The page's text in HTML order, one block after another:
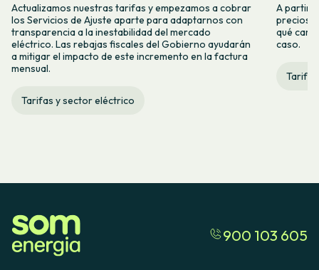
Actualizamos nuestras tarifas y empezamos a cobrar
los Servicios de Ajuste aparte para adaptarnos con
transparencia a la inestabilidad del mercado
eléctrico. Las rebajas fiscales del Gobierno ayudarán
a mitigar el impacto de este incremento en la factura
mensual.
Tarifas y sector eléctrico
A partir
precios
qué
caso.
900 103 605